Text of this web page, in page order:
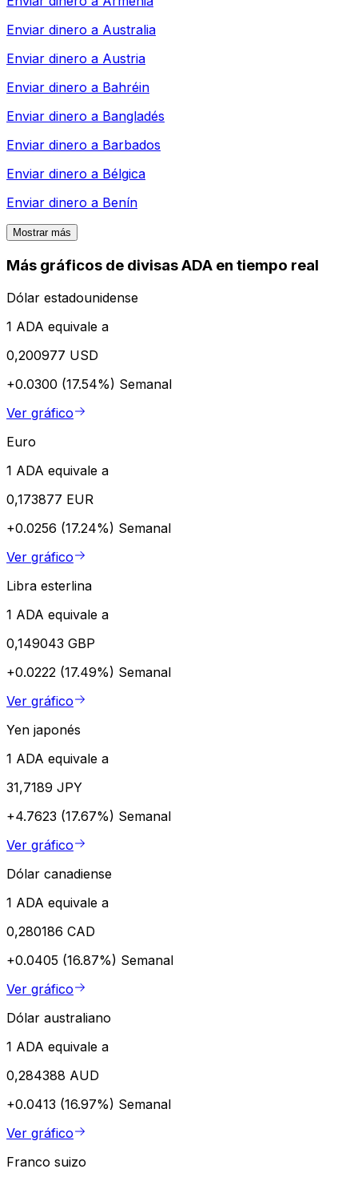
Enviar dinero a Australia
Enviar dinero a Austria
Enviar dinero a Bahréin
Enviar dinero a Bangladés
Enviar dinero a Barbados
Enviar dinero a Bélgica
Enviar dinero a Benín
Mostrar más
Más gráficos de divisas ADA en tiempo real
Dólar estadounidense
1 ADA equivale a
0,200977 USD
+0.0300 (17.54%) Semanal
Ver gráfico
Euro
1 ADA equivale a
0,173877 EUR
+0.0256 (17.24%) Semanal
Ver gráfico
Libra esterlina
1 ADA equivale a
0,149043 GBP
+0.0222 (17.49%) Semanal
Ver gráfico
Yen japonés
1 ADA equivale a
31,7189 JPY
+4.7623 (17.67%) Semanal
Ver gráfico
Dólar canadiense
1 ADA equivale a
0,280186 CAD
+0.0405 (16.87%) Semanal
Ver gráfico
Dólar australiano
1 ADA equivale a
0,284388 AUD
+0.0413 (16.97%) Semanal
Ver gráfico
Franco suizo